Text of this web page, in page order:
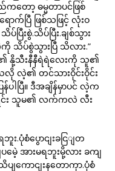
တော့ ဓမ္မတာပင်ဖြစ်
ပြီ ဖြစ်သဖြင့် လုံးဝ
ြီးစွဲ.သိပ်ပြီး.ချစ်သွား
သိပ်စွဲသွားပြီ သိလား.”
၏ နို့သီးနီနီရဲရဲလေးကို သူ၏
လဲ့၏ တင်သားဝိုင်းဝိုင်း
ါပြီ။ ဒီအချိန်မှာပင် လဲ့က
င်း သူမ၏ လက်ကလဲ လီး
း.ပုံစံပွောငျးခငြျတ
မေဲ့ အားမရဘူးမို့လား ခကျ
ကောငျးနတောကှာ.ပုံစံ